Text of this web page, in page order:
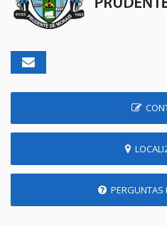
PERGUNTAS